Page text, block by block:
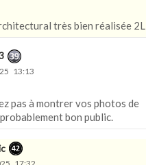
très bien réalisée 2L
13:13
pas à montrer vos photos de
bon public.